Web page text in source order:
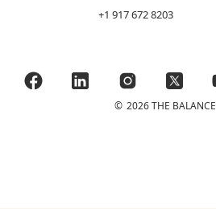
+1 917 672 8203
© 2026 THE BALANCE